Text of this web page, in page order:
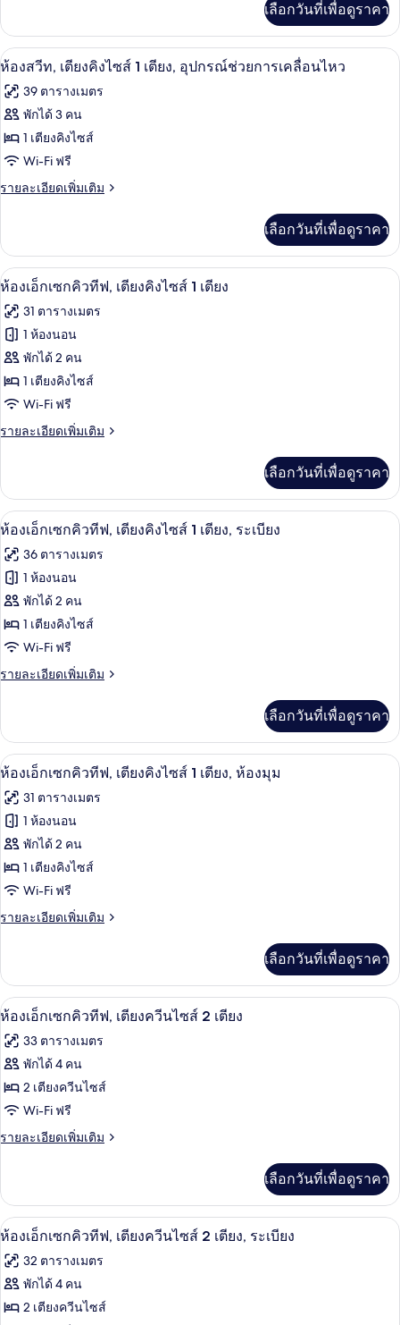
เตียง
คิง
ไซส์
1
เตียง,
อุปกรณ์
การ
เกี่ยว
กับ
ห้อง
ลัก
ซ์,
คิง
ไซส์
เตียง,
เคลื่อนไหว
เลือกวันที่เพื่อดูราคา
เปิด
ภาพถ่าย
ทั้งหมด
ของ
ห้อง
สวีท,
คิง
ไซส์
1
เตียง,
อุปกรณ์
ช่วย
การ
เครื่องนอนระดับพรีเมียม, ตู้นิรภัยในห้
1
ห้องสวีท, เตียงคิงไซส์ 1 เตียง, อุปกรณ์ช่วยการเคลื่อนไหว
39 ตารางเมตร
พักได้ 3 คน
1 เตียงคิงไซส์
Wi-Fi ฟรี
รายละเอียดเพิ่มเติม
ราย
เกี่ยว
กับ
ห้อง
ท,
เตียง
คิง
ไซส์
เตียง,
อุปกรณ์
ช่วย
เลือกวันที่เพื่อดูราคา
เปิด
ภาพถ่าย
ทั้งหมด
ของ
ห้อง
เอ็ก
เซก
ทีฟ,
เตียง
คิง
ไซส์
เตียง
เครื่องนอนระดับพรีเมียม, ตู้นิรภัยในห้
3
ห้องเอ็กเซกคิวทีฟ, เตียงคิงไซส์ 1 เตียง
31 ตารางเมตร
1 ห้องนอน
พักได้ 2 คน
1 เตียงคิงไซส์
Wi-Fi ฟรี
รายละเอียดเพิ่มเติม
ราย
เกี่ยว
กับ
ห้อง
เซก
คิว
ทีฟ,
เตียง
คิง
ไซส์
เตียง
เลือกวันที่เพื่อดูราคา
เปิด
ภาพถ่าย
ทั้งหมด
ของ
ห้อง
เอ็ก
เซก
ทีฟ,
เตียง
คิง
ไซส์
เตียง,
ระเบียง
เครื่องนอนระดับพรีเมียม, ตู้นิรภัยในห้
2
ห้องเอ็กเซกคิวทีฟ, เตียงคิงไซส์ 1 เตียง, ระเบียง
36 ตารางเมตร
1 ห้องนอน
พักได้ 2 คน
1 เตียงคิงไซส์
Wi-Fi ฟรี
รายละเอียดเพิ่มเติม
ราย
เกี่ยว
กับ
ห้อง
เซก
คิว
ทีฟ,
เตียง
คิง
ไซส์
เตียง,
เลือกวันที่เพื่อดูราคา
เปิด
ภาพถ่าย
ทั้งหมด
ของ
ห้อง
เอ็ก
เซก
ทีฟ,
เตียง
คิง
ไซส์
1
เตียง,
มุม
เครื่องนอนระดับพรีเมียม, ตู้นิรภัยในห้
1
ห้องเอ็กเซกคิวทีฟ, เตียงคิงไซส์ 1 เตียง, ห้องมุม
31 ตารางเมตร
1 ห้องนอน
พักได้ 2 คน
1 เตียงคิงไซส์
Wi-Fi ฟรี
รายละเอียดเพิ่มเติม
ราย
เกี่ยว
กับ
ห้อง
เซก
คิว
เตียง
คิง
1
เลือกวันที่เพื่อดูราคา
เปิด
ภาพถ่าย
ทั้งหมด
ของ
ห้อง
เอ็ก
คิว
ทีฟ,
เตียง
ควีน
ไซส์
2
ห้องเอ็กเซกคิวทีฟ, เตียงควีนไซส์ 2 เ
2
ห้องเอ็กเซกคิวทีฟ, เตียงควีนไซส์ 2 เตียง
33 ตารางเมตร
พักได้ 4 คน
2 เตียงควีนไซส์
Wi-Fi ฟรี
รายละเอียดเพิ่มเติม
ราย
เกี่ยว
กับ
ห้อง
เซก
คิว
เตียง
เลือกวันที่เพื่อดูราคา
เปิด
ภาพถ่าย
ทั้งหมด
ของ
เครื่องนอนระดับพรีเมียม, ตู้นิรภัยในห้
1
ห้องเอ็กเซกคิวทีฟ, เตียงควีนไซส์ 2 เตียง, ระเบียง
32 ตารางเมตร
พักได้ 4 คน
2 เตียงควีนไซส์